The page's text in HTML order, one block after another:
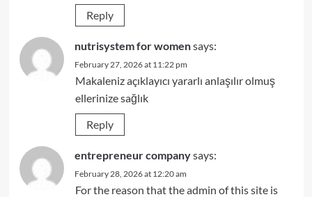
Reply
nutrisystem for womensays:
February 27, 2026 at 11:22 pm
Makaleniz açıklayıcı yararlı anlaşılır olmuş
ellerinize sağlık
Reply
entrepreneur companysays:
February 28, 2026 at 12:20 am
For the reason that the admin of this site is